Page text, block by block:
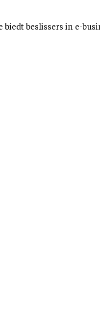
beslissers in e-